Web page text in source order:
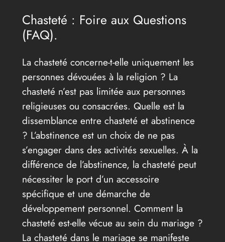
Chasteté : Foire aux Questions
(FAQ).
La chasteté concerne-t-elle uniquement les
personnes dévouées à la religion ? La
chasteté n’est pas limitée aux personnes
religieuses ou consacrées. Quelle est la
dissemblance entre chasteté et abstinence
? L’abstinence est un choix de ne pas
s’engager dans des activités sexuelles. À la
différence de l’abstinence, la chasteté peut
nécessiter le port d’un accessoire
spécifique et une démarche de
développement personnel. Comment la
chasteté est-elle vécue au sein du mariage ?
La chasteté dans le mariage se manifeste